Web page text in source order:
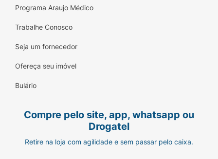
Programa Araujo Médico
Trabalhe Conosco
Seja um fornecedor
Ofereça seu imóvel
Bulário
Compre pelo site, app, whatsapp ou
Drogatel
Retire na loja com agilidade e sem passar pelo caixa.